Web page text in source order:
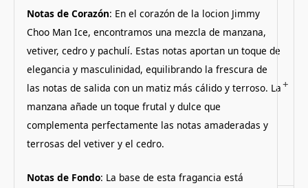
+
Notas de Corazón: En el corazón de la locion Jimmy
Choo Man Ice, encontramos una mezcla de manzana,
vetiver, cedro y pachulí. Estas notas aportan un toque de
elegancia y masculinidad, equilibrando la frescura de
las notas de salida con un matiz más cálido y terroso. La
manzana añade un toque frutal y dulce que
complementa perfectamente las notas amaderadas y
terrosas del vetiver y el cedro.
Notas de Fondo: La base de esta fragancia está